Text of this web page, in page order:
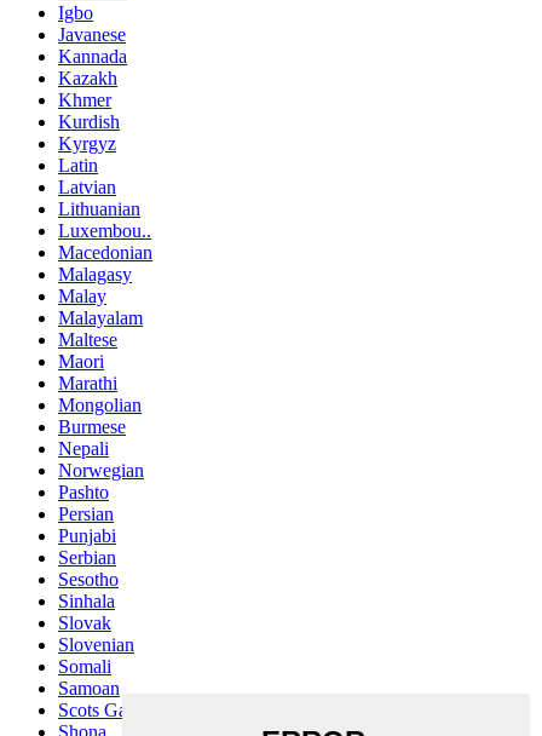
Igbo
Javanese
Kannada
Kazakh
Khmer
Kurdish
Kyrgyz
Latin
Latvian
Lithuanian
Luxembou..
Macedonian
Malagasy
Malay
Malayalam
Maltese
Maori
Marathi
Mongolian
Burmese
Nepali
Norwegian
Pashto
Persian
Punjabi
Serbian
Sesotho
Sinhala
Slovak
Slovenian
Somali
Samoan
Scots Gaelic
Shona